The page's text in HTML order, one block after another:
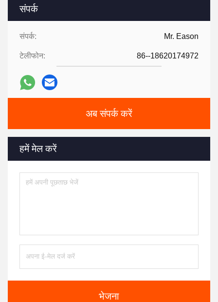
संपर्क
संपर्क: Mr. Eason
टेलीफोन: 86--18620174972
अब संपर्क करें
हमें मेल करें
भेजना